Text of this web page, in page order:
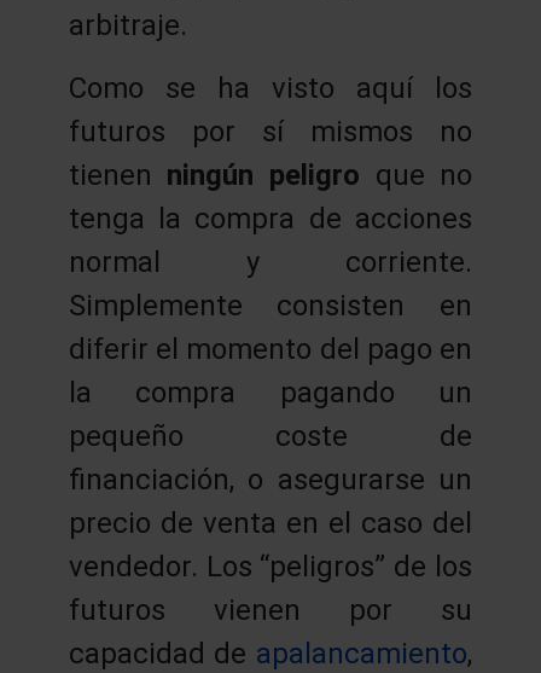
arbitraje.
Como se ha visto aquí los
futuros por sí mismos no
tienen ningún peligro que no
tenga la compra de acciones
normal y corriente.
Simplemente consisten en
diferir el momento del pago en
la compra pagando un
pequeño coste de
financiación, o asegurarse un
precio de venta en el caso del
vendedor. Los “peligros” de los
futuros vienen por su
capacidad de apalancamiento,